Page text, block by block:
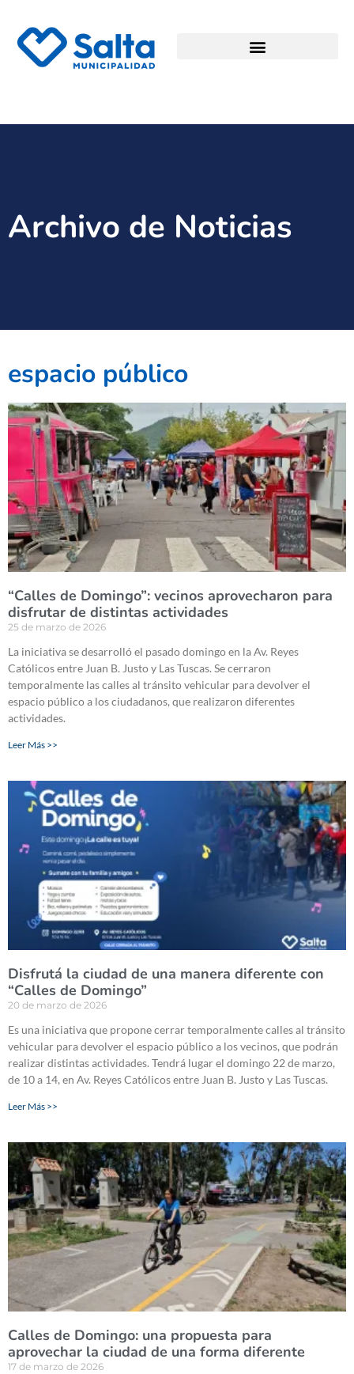
Archivo de Noticias
espacio público
“Calles de Domingo”: vecinos aprovecharon para
disfrutar de distintas actividades
25 de marzo de 2026
La iniciativa se desarrolló el pasado domingo en la Av. Reyes
Católicos entre Juan B. Justo y Las Tuscas. Se cerraron
temporalmente las calles al tránsito vehicular para devolver el
espacio público a los ciudadanos, que realizaron diferentes
actividades.
Leer Más >>
Disfrutá la ciudad de una manera diferente con
“Calles de Domingo”
20 de marzo de 2026
Es una iniciativa que propone cerrar temporalmente calles al tránsito
vehicular para devolver el espacio público a los vecinos, que podrán
realizar distintas actividades. Tendrá lugar el domingo 22 de marzo,
de 10 a 14, en Av. Reyes Católicos entre Juan B. Justo y Las Tuscas.
Leer Más >>
Calles de Domingo: una propuesta para
aprovechar la ciudad de una forma diferente
17 de marzo de 2026